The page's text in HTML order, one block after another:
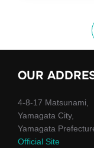
OUR
4-8-17 Matsunami,
Yamagata City,
Yamagata
Official Site